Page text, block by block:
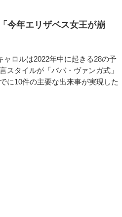
今年エリザベス女王が崩
ロルは2022年中に起きる28の予
スタイルが「ババ・ヴァンガ式」
に10件の主要な出来事が実現した